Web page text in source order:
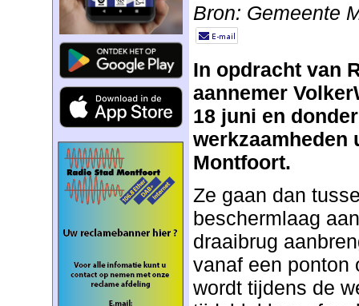
Bron: Gemeente
In opdracht van
aannemer
18 juni en
werkzaamheden
Montfoort.
Ze gaan dan
beschermlaag
draaibrug
vanaf een ponton
wordt tijdens de